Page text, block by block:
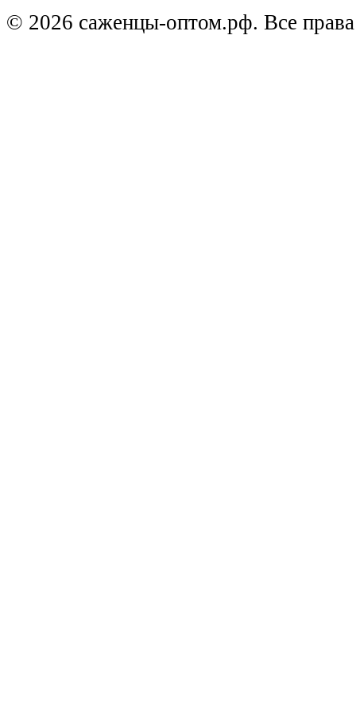
© 2026 саженцы-оптом.рф. Все